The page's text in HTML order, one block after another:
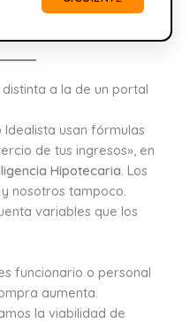
a la de un portal
usan fórmulas
de tus ingresos», en
Hipotecaria . Los
nosotros tampoco.
variables que los
funcionario o personal
aumenta.
la viabilidad de